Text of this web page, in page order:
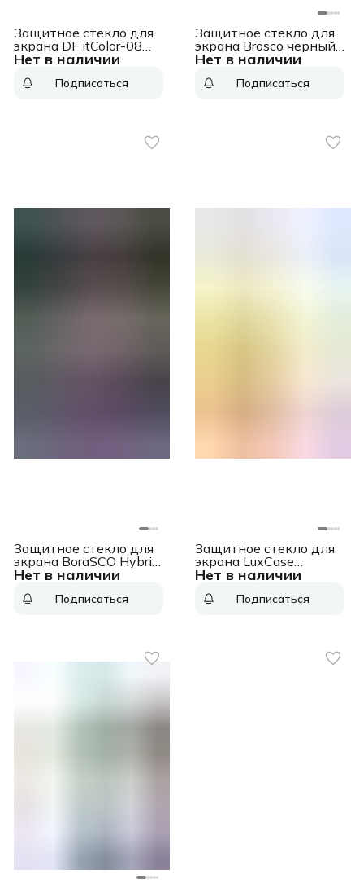
Нет в наличии
Защитное стекло для
экрана DF itColor-08
черный для Itel A49
(BLACK))Подписаться
Нет в наличии
Защитное стекло для
экрана Brosco черный
для Motorola Moto G20
GLASS-BLACK)
Подписаться
Нет в наличии
Защитное стекло для
экрана BoraSCO Hybrid
Glass прозрачный для
2.5D антиблик. 1шт.
Подписаться
Нет в наличии
Защитное стекло для
экрана LuxCase
прозрачный для Xiaomi
прозрачная 1шт.
Подписаться